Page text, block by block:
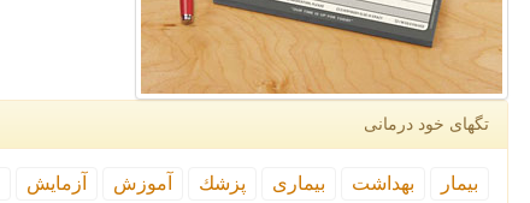
تگهای خود درمانی
بیمار بهداشت بیماری پزشك آموزش آزمایش